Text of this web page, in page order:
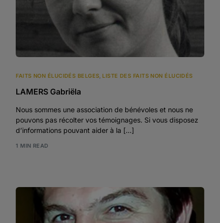
FAITS NON ÉLUCIDÉS BELGES LISTE DES FAITS NON ÉLUCIDÉS
LAMERS Gabriëla
Nous sommes une association de bénévoles et nous ne
pouvons pas récolter vos témoignages. Si vous disposez
d’informations pouvant aider à la […]
1 MIN READ